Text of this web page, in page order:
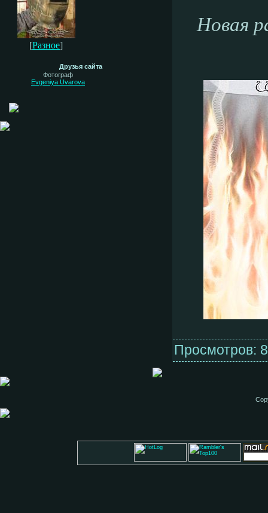
[Разное]
Друзья сайта
Фотограф
Evgeniya Uvarova
Новая
Просмотров: